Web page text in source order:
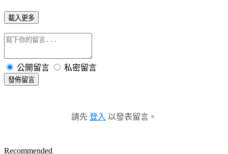
載入更多
公開留言 私密留言
發佈留言
請先 登入 以發表留言。
Recommended